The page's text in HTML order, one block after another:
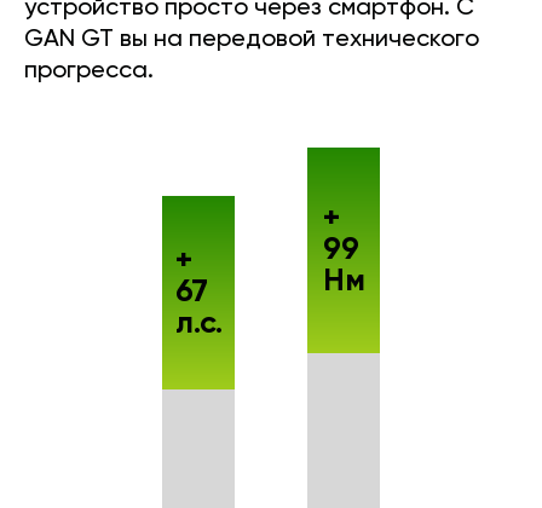
устройство просто через смартфон. С
GAN GT вы на передовой технического
прогресса.
+
67
л.с.
+
99
Нм